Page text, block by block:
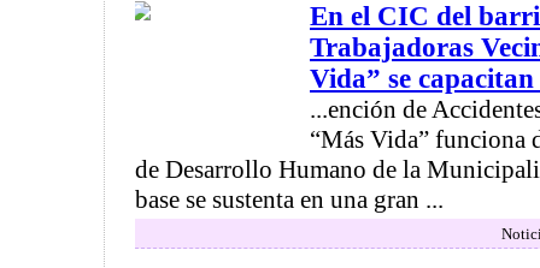
En el CIC del
Trabajadoras
Vida” se capacitan
...ención de
“Más Vida” funciona
de Desarrollo Humano de la
base se sustenta en una gran ...